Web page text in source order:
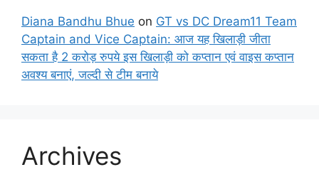
Diana Bandhu Bhue on GT vs DC Dream11 Team
Captain and Vice Captain: आज यह खिलाड़ी जीता
सकता है 2 करोड़ रुपये इस खिलाड़ी को कप्तान एवं वाइस कप्तान
अवश्य बनाएं, जल्दी से टीम बनाये
Archives